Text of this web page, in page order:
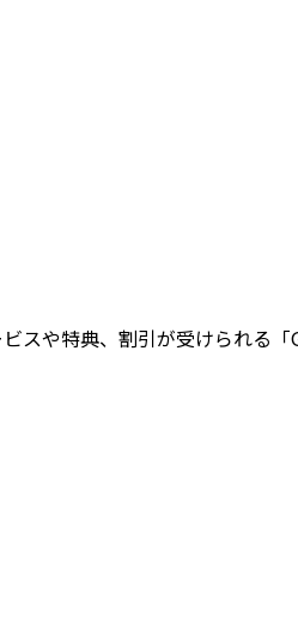
スや特典、割引が受けられる「